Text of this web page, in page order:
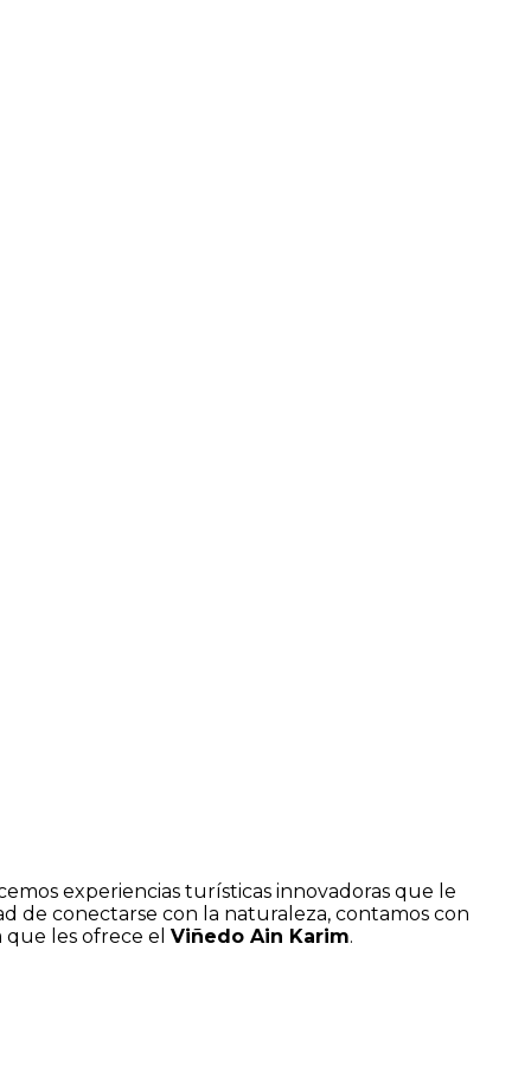
experiencias turísticas innovadoras que le
de conectarse con la naturaleza, contamos con
les ofrece el Viñedo Ain Karim.